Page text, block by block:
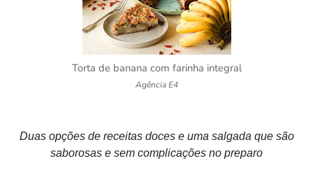
Torta de banana com farinha integral
Agência E4
Duas opções de receitas doces e uma salgada que são
saborosas e sem complicações no preparo